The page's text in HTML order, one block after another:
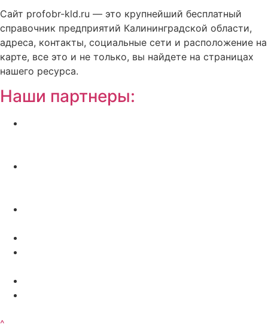
Сайт profobr-kld.ru — это крупнейший бесплатный
справочник предприятий Калининградской области,
адреса, контакты, социальные сети и расположение на
карте, все это и не только, вы найдете на страницах
нашего ресурса.
Наши партнеры:
^